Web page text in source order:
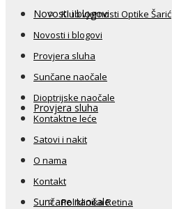
Novosti i blogovi
Provjera sluha
Sunčane naočale
Klub vjernosti Optike Šarić
Novosti i blogovi
Provjera sluha
Sunčane naočale
Dioptrijske naočale
Kontaktne leće
Satovi i nakit
O nama
Kontakt
Poliklinika Retina